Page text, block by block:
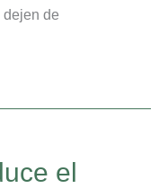
dejen de
el